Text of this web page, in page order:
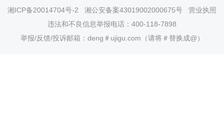
湘ICP备20014704号-2
湘公安备案43019002000675号
营业执照
违法和不良信息举报电话：400-118-7898
举报/反馈/投诉邮箱：deng＃ujigu.com（请将＃替换成@）